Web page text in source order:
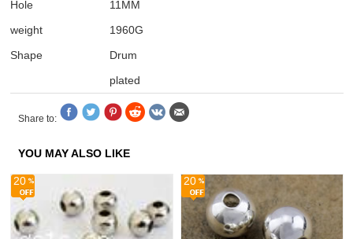
Hole
11MM
weight
1960G
Shape
Drum
plated
Share to:
YOU MAY ALSO LIKE
20 20